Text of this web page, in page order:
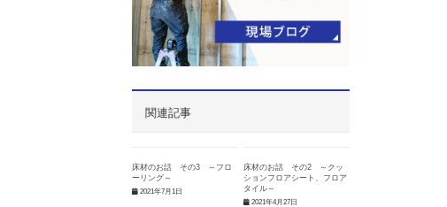
関連記事
床材のお話 その3 ～フロ
ーリング～
2021年7月1日
床材のお話 その2 ～クッ
ションフロアシート、フロア
タイル～
2021年4月27日